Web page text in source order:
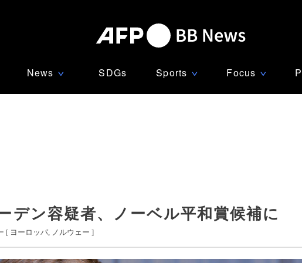
News ∨ SDGs Sports ∨ Focus ∨
デン容疑者、ノーベル平和賞候補に
[ ヨーロッパ ノルウェー ]